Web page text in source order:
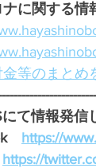
に関する情
等のまとめ
て情報発信
https://
https://